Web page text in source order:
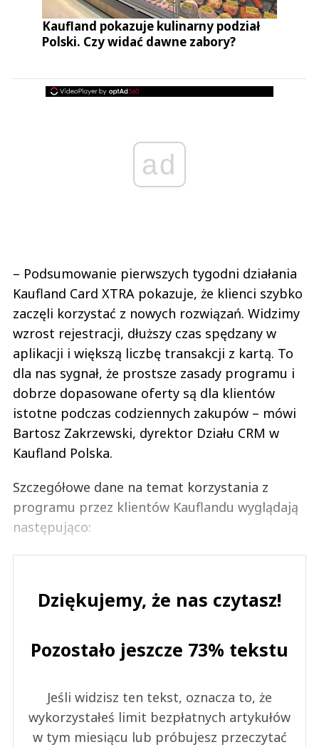
Kaufland pokazuje kulinarny podział
Polski. Czy widać dawne zabory?
ad
– Podsumowanie pierwszych tygodni działania
Kaufland Card XTRA pokazuje, że klienci szybko
zaczęli korzystać z nowych rozwiązań. Widzimy
wzrost rejestracji, dłuższy czas spędzany w
aplikacji i większą liczbę transakcji z kartą. To
dla nas sygnał, że prostsze zasady programu i
dobrze dopasowane oferty są dla klientów
istotne podczas codziennych zakupów – mówi
Bartosz Zakrzewski, dyrektor Działu CRM w
Kaufland Polska.
Szczegółowe dane na temat korzystania z
programu przez klientów Kauflandu wyglądają
następująco:
Dziękujemy, że nas czytasz!
Pozostało jeszcze 73% tekstu
Jeśli widzisz ten tekst, oznacza to, że
wykorzystałeś limit bezpłatnych artykułów
w tym miesiącu lub próbujesz przeczytać